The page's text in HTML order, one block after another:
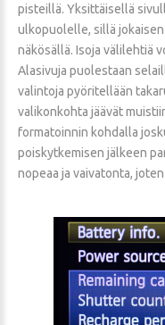
pisteillä. Yksittäisellä
ulkopuolelle, sillä
näkösällä. Isoja välilehtiä
Alasivuja puolestaan
valintoja pyöritellään
valikonkohta jäävät
formatoinnin kohdalla
poiskytkemisen jälkeen
nopeaa ja vaivatonta,